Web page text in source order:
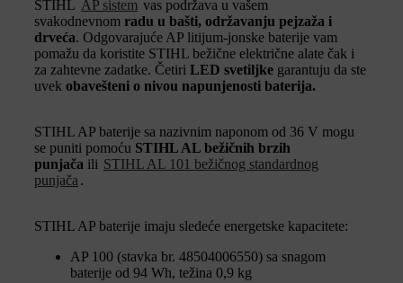
STIHL AP sistem vas podržava u vašem
svakodnevnom radu u bašti, održavanju pejzaža i
drveća. Odgovarajuće AP litijum-jonske baterije vam
pomažu da koristite STIHL bežične električne alate čak i
za zahtevne zadatke. Četiri LED svetiljke garantuju da ste
uvek obavešteni o nivou napunjenosti baterija.
STIHL AP baterije sa nazivnim naponom od 36 V mogu
se puniti pomoću STIHL AL bežičnih brzih
punjača ili STIHL AL 101 bežičnog standardnog
punjača .
STIHL AP baterije imaju sledeće energetske kapacitete:
AP 100 (stavka br. 48504006550) sa snagom
baterije od 94 Wh, težina 0,9 kg